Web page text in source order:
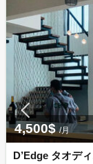
D’Edge タオデ
4,500$ /月